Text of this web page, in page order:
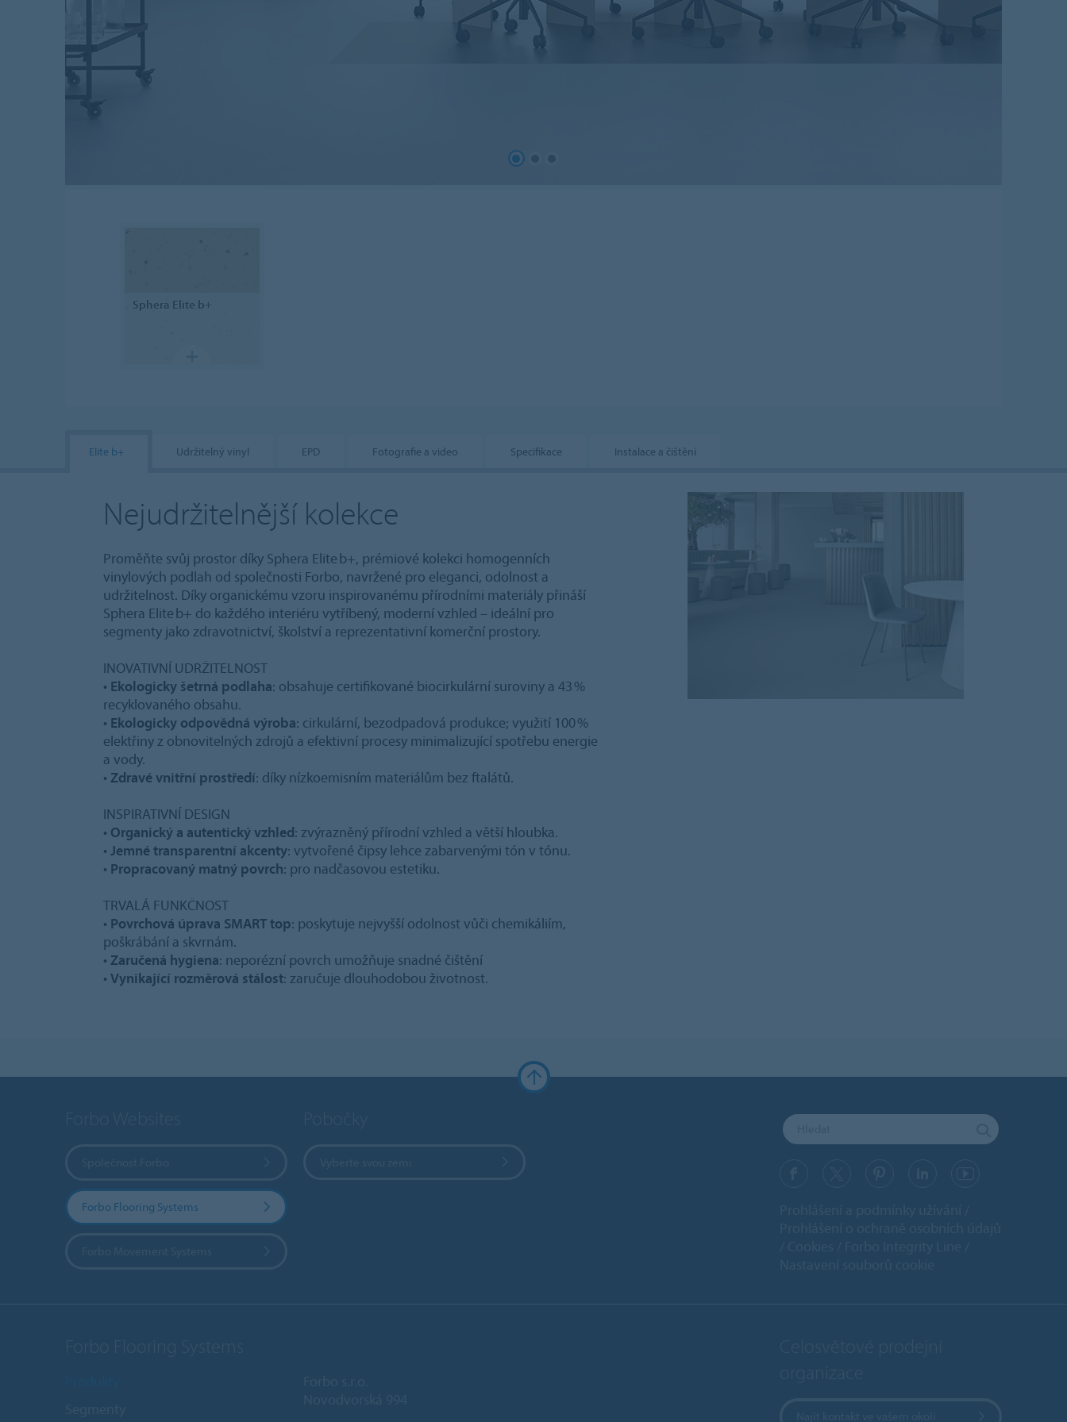
Sphera Elite b+
Elite b+ Udržitelný vinyl EPD Fotografie a video Specifikace Instalace a čištění
Nejudržitelnější kolekce
Proměňte svůj prostor díky Sphera Elite b+, prémiové kolekci homogenních
vinylových podlah od společnosti Forbo, navržené pro eleganci, odolnost a
udržitelnost. Díky organickému vzoru inspirovanému přírodními materiály přináší
Sphera Elite b+ do každého interiéru vytříbený, moderní vzhled – ideální pro
segmenty jako zdravotnictví, školství a reprezentativní komerční prostory.
INOVATIVNÍ UDRŽITELNOST
• Ekologicky šetrná podlaha: obsahuje certifikované biocirkulární suroviny a 43 %
recyklovaného obsahu.
• Ekologicky odpovědná výroba: cirkulární, bezodpadová produkce; využití 100 %
elektřiny z obnovitelných zdrojů a efektivní procesy minimalizující spotřebu energie
a vody.
• Zdravé vnitřní prostředí: díky nízkoemisním materiálům bez ftalátů.
INSPIRATIVNÍ DESIGN
• Organický a autentický vzhled: zvýrazněný přírodní vzhled a větší hloubka.
• Jemné transparentní akcenty: vytvořené čipsy lehce zabarvenými tón v tónu.
• Propracovaný matný povrch: pro nadčasovou estetiku.
TRVALÁ FUNKČNOST
• Povrchová úprava SMART top: poskytuje nejvyšší odolnost vůči chemikáliím,
poškrábání a skvrnám.
• Zaručená hygiena: neporézní povrch umožňuje snadné čištění
• Vynikající rozměrová stálost: zaručuje dlouhodobou životnost.
Forbo Flooring Systems